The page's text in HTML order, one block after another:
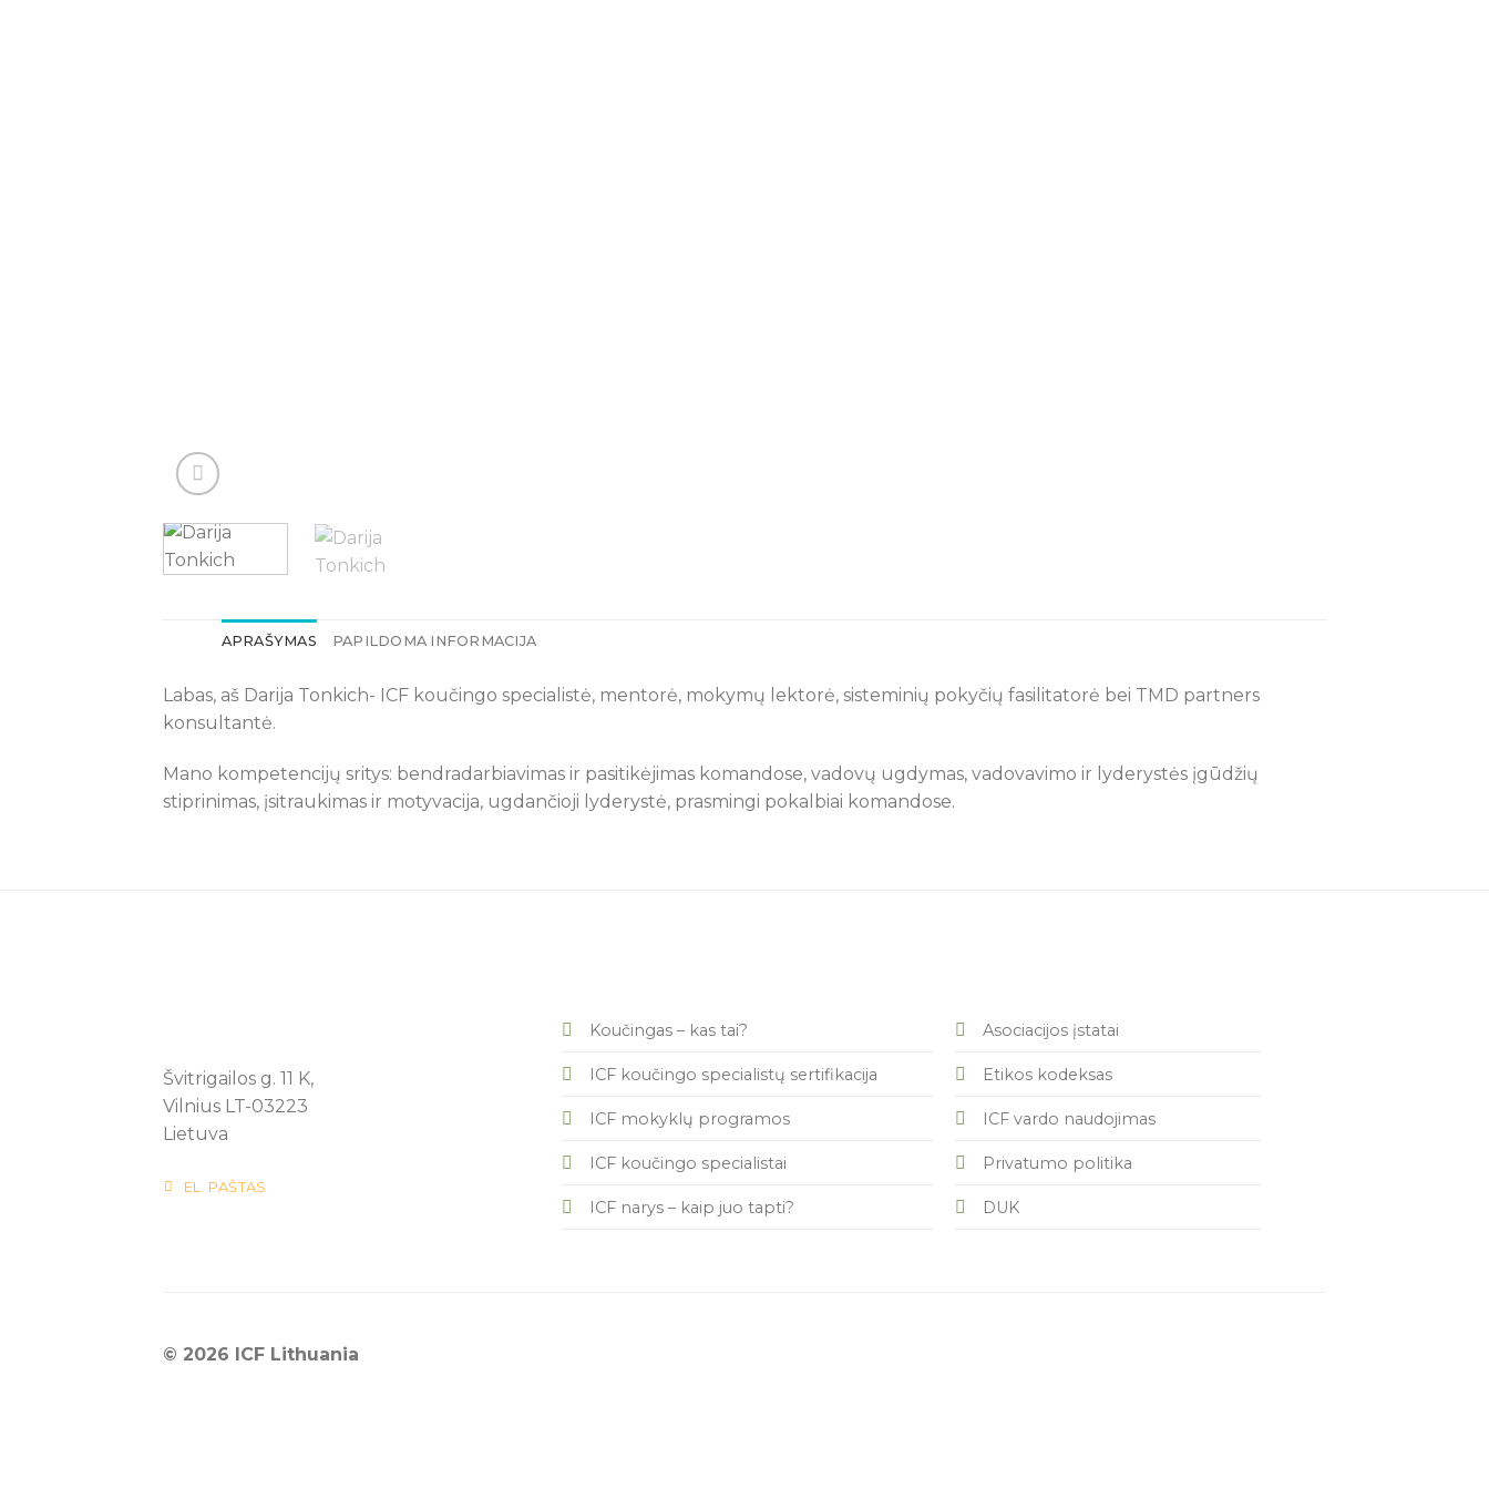
APRAŠYMAS PAPILDOMA INFORMACIJA
Labas, aš Darija Tonkich- ICF koučingo specialistė, mentorė, mokymų lektorė, sisteminių pokyčių fasilitatorė bei TMD partners
konsultantė.
Mano kompetencijų sritys: bendradarbiavimas ir pasitikėjimas komandose, vadovų ugdymas, vadovavimo ir lyderystės įgūdžių
stiprinimas, įsitraukimas ir motyvacija, ugdančioji lyderystė, prasmingi pokalbiai komandose.
Švitrigailos g. 11 K,
Vilnius LT-03223
Lietuva
EL. PAŠTAS
Koučingas – kas tai?
ICF koučingo specialistų sertifikacija
ICF mokyklų programos
ICF koučingo specialistai
ICF narys – kaip juo tapti?
Asociacijos įstatai
Etikos kodeksas
ICF vardo naudojimas
Privatumo politika
DUK
© 2026 ICF Lithuania